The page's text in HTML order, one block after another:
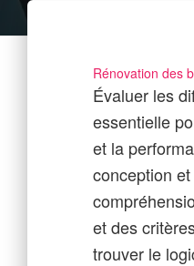
Rénovation des
Évaluer les
essentielle
et la
conception
et des
trouver le